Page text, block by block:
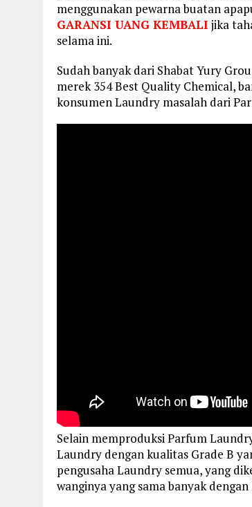
menggunakan pewarna buatan
GARANSI UANG KEMBALI jika
selama ini.
Sudah banyak dari Shabat Yury
merek 354 Best Quality Chemical,
konsumen Laundry masalah dari
Selain memproduksi Parfum
Laundry dengan kualitas Grade B
pengusaha Laundry semua, yang
wanginya yang sama banyak